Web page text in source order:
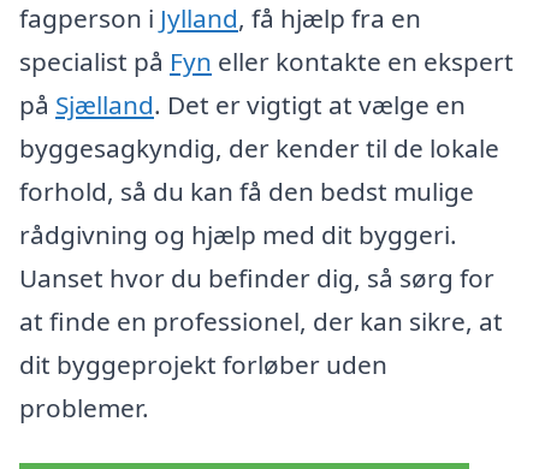
fagperson i Jylland, få hjælp fra en
specialist på Fyn eller kontakte en ekspert
på Sjælland. Det er vigtigt at vælge en
byggesagkyndig, der kender til de lokale
forhold, så du kan få den bedst mulige
rådgivning og hjælp med dit byggeri.
Uanset hvor du befinder dig, så sørg for
at finde en professionel, der kan sikre, at
dit byggeprojekt forløber uden
problemer.